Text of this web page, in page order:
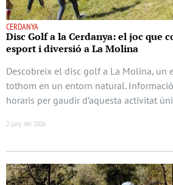
CERDANYA
Disc Golf a la Cerdanya: el joc que
esport i diversió a La Molina
Descobreix el disc golf a La Molina, un
tothom en un entorn natural.
horaris per gaudir d’aquesta activitat
2 juny del 2026